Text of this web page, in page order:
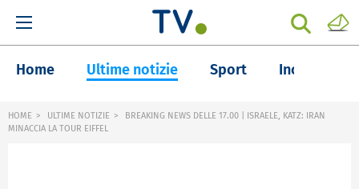
Home Ultime notizie Sport Inchieste
HOME ULTIME NOTIZIE
BREAKING NEWS DELLE 17.00 | ISRAELE, KATZ: IRAN
MINACCIA LA TOUR EIFFEL